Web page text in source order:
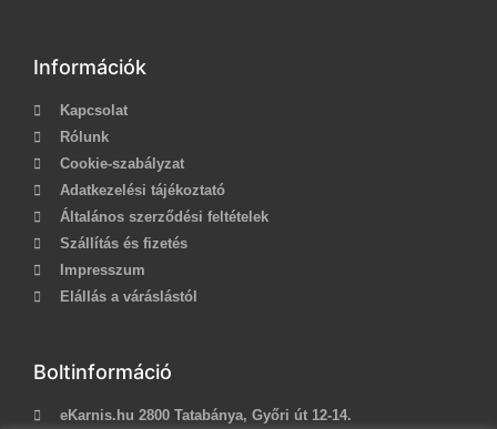
Információk
Kapcsolat
Rólunk
Cookie-szabályzat
Adatkezelési tájékoztató
Általános szerződési feltételek
Szállítás és fizetés
Impresszum
Elállás a váráslástól
Boltinformáció
eKarnis.hu 2800 Tatabánya, Győri út 12-14.